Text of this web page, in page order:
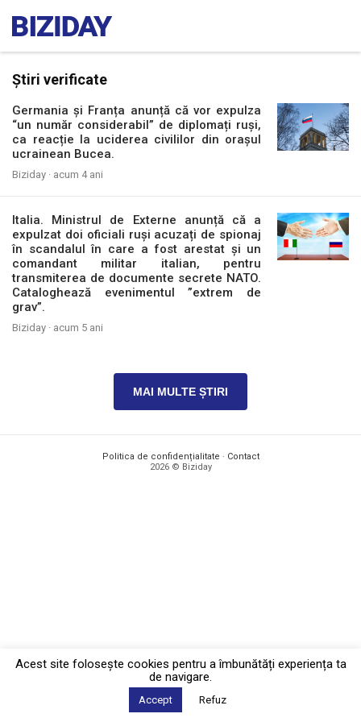
Știri verificate
Germania și Franța anunță că vor expulza
“un număr considerabil” de diplomați ruși,
ca reacție la uciderea civililor din orașul
ucrainean Bucea.
Biziday · acum 4 ani
Italia. Ministrul de Externe anunță că a
expulzat doi oficiali ruși acuzați de spionaj
în scandalul în care a fost arestat și un
comandant militar italian, pentru
transmiterea de documente secrete NATO.
Cataloghează evenimentul ”extrem de
grav”.
Biziday · acum 5 ani
MAI MULTE ȘTIRI
Politica de confidențialitate · Contact
2026 © Biziday
Acest site foloseşte cookies pentru a îmbunătăți experiența ta
de navigare.
Accept Refuz